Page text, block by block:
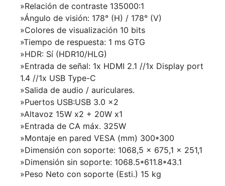
»Relación de contraste 135000:1
»Ángulo de visión: 178° (H) / 178° (V)
»Colores de visualización 10 bits
»Tiempo de respuesta: 1 ms GTG
»HDR: Sí (HDR10/HLG)
»Entrada de señal: 1x HDMI 2.1 //1x Display port
1.4 //1x USB Type-C
»Salida de audio / auriculares.
»Puertos USB:USB 3.0 x2
»Altavoz 15W x2 + 20W x1
»Entrada de CA máx. 325W
»Montaje en pared VESA (mm) 300*300
»Dimensión con soporte: 1068,5 x 675,1 x 251,1
»Dimensión sin soporte: 1068.5*611.8*43.1
»Peso Neto con soporte (Esti.) 15 kg